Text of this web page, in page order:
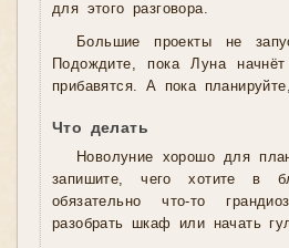
для этого разговора.
Большие проекты не
Подождите, пока Луна
прибавятся. А пока
Что делать
Новолуние хорошо для
запишите, чего хотите в
обязательно что-то
разобрать шкаф или начать